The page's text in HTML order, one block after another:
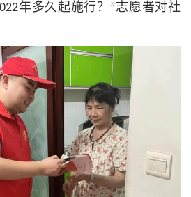
年多久起施行？”志愿者对社